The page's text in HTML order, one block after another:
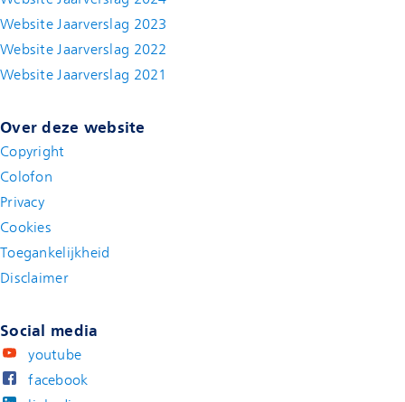
Website Jaarverslag 2023
Website Jaarverslag 2022
Website Jaarverslag 2021
Over deze website
Copyright
Colofon
Privacy
Cookies
Toegankelijkheid
Disclaimer(new window)
Social media
youtube
facebook